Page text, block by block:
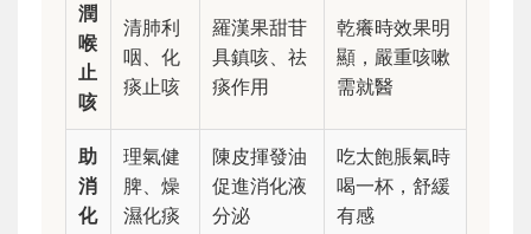
潤
喉
止
咳
清肺利
咽、化
痰止咳
羅漢果甜苷
具鎮咳、祛
痰作用
乾癢時效果明
顯，嚴重咳嗽
需就醫
助
消
化
理氣健
脾、燥
濕化痰
陳皮揮發油
促進消化液
分泌
吃太飽脹氣時
喝一杯，舒緩
有感